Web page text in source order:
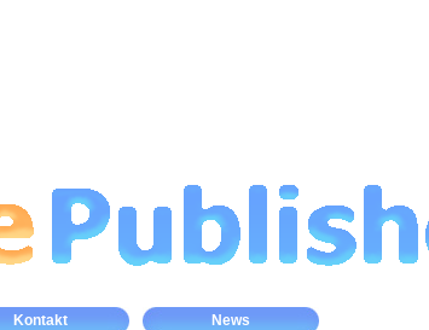
Kontakt News